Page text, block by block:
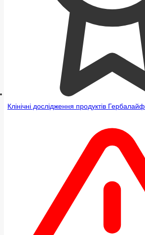
Клінічні дослідження продуктів Гербалайф